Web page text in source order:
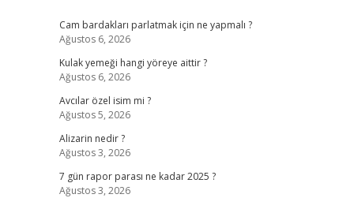
Cam bardakları parlatmak için ne yapmalı ?
Ağustos 6, 2026
Kulak yemeği hangi yöreye aittir ?
Ağustos 6, 2026
Avcılar özel isim mi ?
Ağustos 5, 2026
Alizarin nedir ?
Ağustos 3, 2026
7 gün rapor parası ne kadar 2025 ?
Ağustos 3, 2026